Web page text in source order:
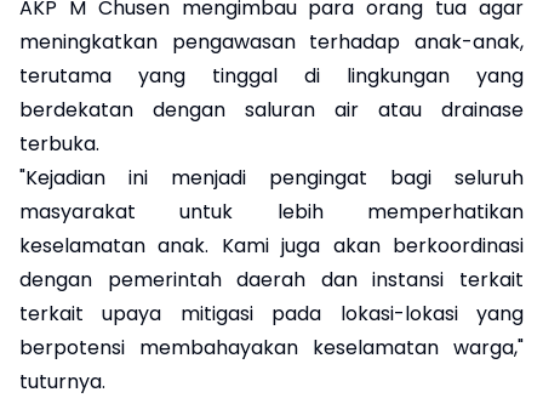
AKP M Chusen mengimbau para orang tua agar
meningkatkan pengawasan terhadap anak-anak,
terutama yang tinggal di lingkungan yang
berdekatan dengan saluran air atau drainase
terbuka.
"Kejadian ini menjadi pengingat bagi seluruh
masyarakat untuk lebih memperhatikan
keselamatan anak. Kami juga akan berkoordinasi
dengan pemerintah daerah dan instansi terkait
terkait upaya mitigasi pada lokasi-lokasi yang
berpotensi membahayakan keselamatan warga,"
tuturnya.